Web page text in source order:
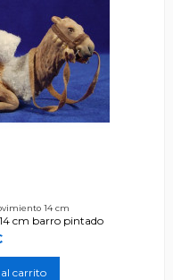
14 cm
cm barro pintado
carrito